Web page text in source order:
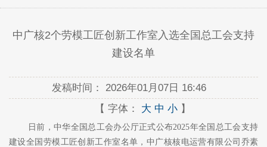
中广核2个劳模工匠创新工作室入选全国总工会支持
建设名单
发稿时间： 2026年01月07日 16:46
【 字体： 大 中 小】
日前，中华全国总工会办公厅正式公布2025年全国总工会支持
建设全国劳模工匠创新工作室名单，中广核核电运营有限公司乔素